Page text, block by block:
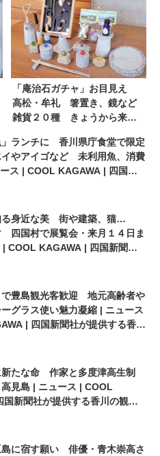
「庵治石ガチャ」お目見え
高松・牟礼 箸置き、鏡など
雑貨２０種 きょうから来月
場に移設 | ニュース | COOL
KAGAWA | 四国新聞社が提供
する香川の観光情報サイト
」ランチに 香川県庁食堂で限定
やアイゴなど 未利用魚、消費
ス | COOL KAGAWA | 四国新
る身近な美 街や建築、猫…
四国村で展覧会・来月１４日ま
COOL KAGAWA | 四国新聞社
で豊島観光客歓迎 地元高齢者や
グラス使い魅力凝縮 | ニュース
| 四国新聞社が提供する香川
たな命 作家と多度津高生制
見島 | ニュース | COOL
国新聞社が提供する香川の観光
島に宿す願い 俳優・青木崇高さ